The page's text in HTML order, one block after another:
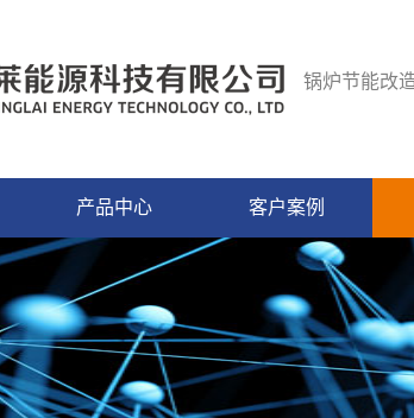
锅炉节能改
产品中心 客户案例